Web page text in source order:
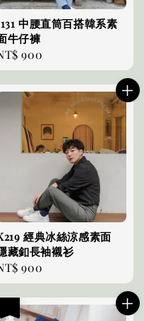
中腰直筒百搭韓系素
牛仔褲
900
經典冰絲涼感素面
藏釦長袖襯衫
900